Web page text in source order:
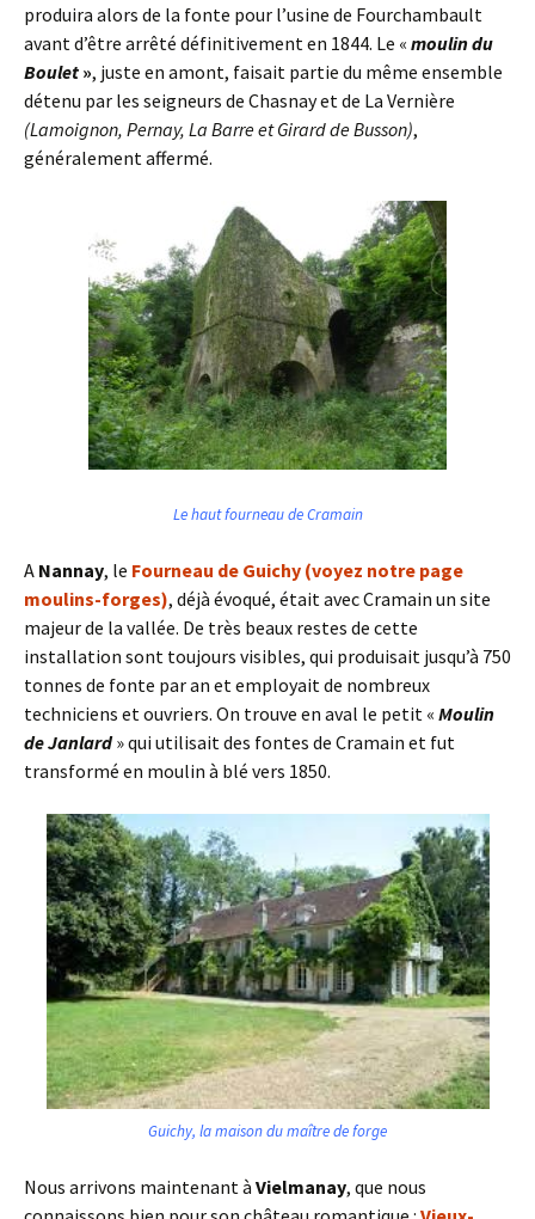
produira alors de la fonte pour l’usine de Fourchambault
avant d’être arrêté définitivement en 1844. Le « moulin du
Boulet », juste en amont, faisait partie du même ensemble
détenu par les seigneurs de Chasnay et de La Vernière
(Lamoignon, Pernay, La Barre et Girard de Busson),
généralement affermé.
Le haut fourneau de Cramain
A Nannay, le Fourneau de Guichy (voyez notre page
moulins-forges), déjà évoqué, était avec Cramain un site
majeur de la vallée. De très beaux restes de cette
installation sont toujours visibles, qui produisait jusqu’à 750
tonnes de fonte par an et employait de nombreux
techniciens et ouvriers. On trouve en aval le petit « Moulin
de Janlard» qui utilisait des fontes de Cramain et fut
transformé en moulin à blé vers 1850.
Guichy, la maison du maître de forge
Nous arrivons maintenant à Vielmanay, que nous